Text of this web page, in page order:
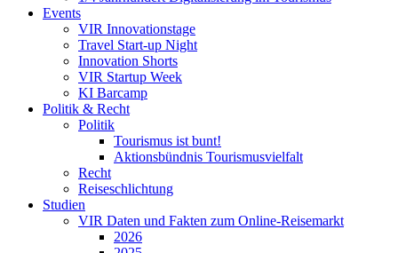
Events
VIR Innovationstage
Travel Start-up Night
Innovation Shorts
VIR Startup Week
KI Barcamp
Politik & Recht
Politik
Tourismus ist bunt!
Aktionsbündnis Tourismusvielfalt
Recht
Reiseschlichtung
Studien
VIR Daten und Fakten zum Online-Reisemarkt
2026